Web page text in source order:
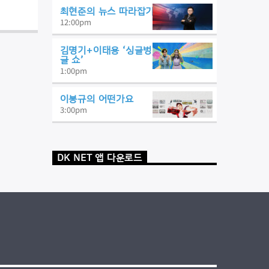
최현준의 뉴스 따라잡기
12:00pm
김명기+이태용 ‘싱글벙
글 쇼’
1:00pm
이봉규의 어떤가요
3:00pm
DK NET 앱 다운로드